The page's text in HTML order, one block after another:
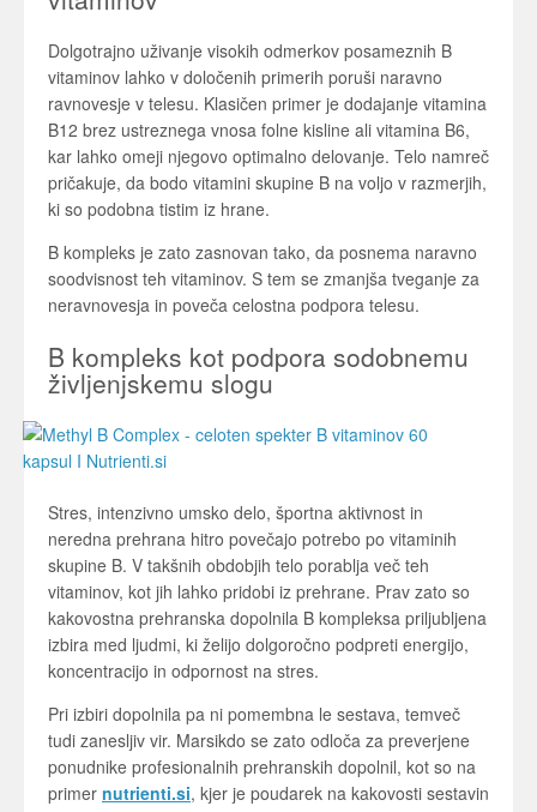
Dolgotrajno uživanje visokih odmerkov posameznih B
vitaminov lahko v določenih primerih poruši naravno
ravnovesje v telesu. Klasičen primer je dodajanje vitamina
B12 brez ustreznega vnosa folne kisline ali vitamina B6,
kar lahko omeji njegovo optimalno delovanje. Telo namreč
pričakuje, da bodo vitamini skupine B na voljo v razmerjih,
ki so podobna tistim iz hrane.
B kompleks je zato zasnovan tako, da posnema naravno
soodvisnost teh vitaminov. S tem se zmanjša tveganje za
neravnovesja in poveča celostna podpora telesu.
B kompleks kot podpora sodobnemu
življenjskemu slogu
Stres, intenzivno umsko delo, športna aktivnost in
neredna prehrana hitro povečajo potrebo po vitaminih
skupine B. V takšnih obdobjih telo porablja več teh
vitaminov, kot jih lahko pridobi iz prehrane. Prav zato so
kakovostna prehranska dopolnila B kompleksa priljubljena
izbira med ljudmi, ki želijo dolgoročno podpreti energijo,
koncentracijo in odpornost na stres.
Pri izbiri dopolnila pa ni pomembna le sestava, temveč
tudi zanesljiv vir. Marsikdo se zato odloča za preverjene
ponudnike profesionalnih prehranskih dopolnil, kot so na
primer nutrienti.si, kjer je poudarek na kakovosti sestavin